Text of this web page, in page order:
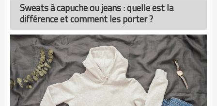
Sweats à capuche ou jeans : quelle est la
différence et comment les porter ?